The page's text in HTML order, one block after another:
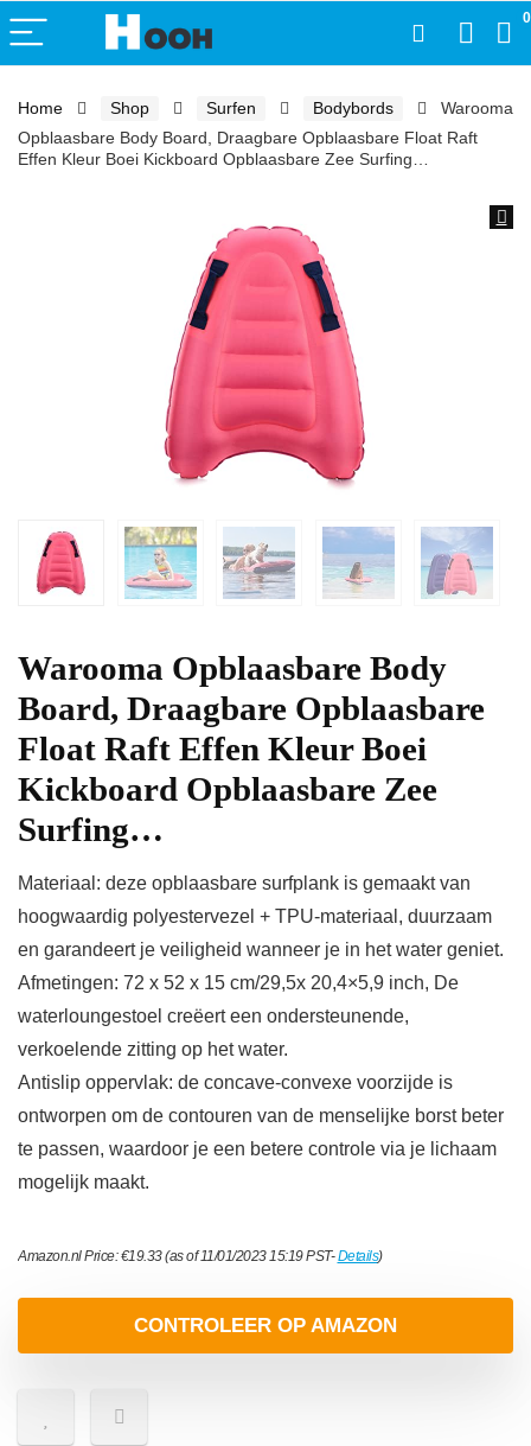
0
Home Shop Surfen Bodybords
Warooma
Opblaasbare Body Board, Draagbare Opblaasbare Float Raft
Effen Kleur Boei Kickboard Opblaasbare Zee Surfing…
Warooma Opblaasbare Body
Board, Draagbare Opblaasbare
Float Raft Effen Kleur Boei
Kickboard Opblaasbare Zee
Surfing…
Materiaal: deze opblaasbare surfplank is gemaakt van
hoogwaardig polyestervezel + TPU-materiaal, duurzaam
en garandeert je veiligheid wanneer je in het water geniet.
Afmetingen: 72 x 52 x 15 cm/29,5x 20,4×5,9 inch, De
waterloungestoel creëert een ondersteunende,
verkoelende zitting op het water.
Antislip oppervlak: de concave-convexe voorzijde is
ontworpen om de contouren van de menselijke borst beter
te passen, waardoor je een betere controle via je lichaam
mogelijk maakt.
Amazon.nl Price:€19.33(as of 11/01/2023 15:19 PST-Details)
CONTROLEER OP AMAZON